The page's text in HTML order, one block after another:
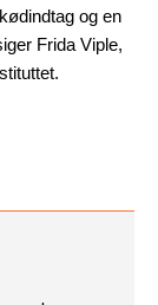
og en
Frida Viple,